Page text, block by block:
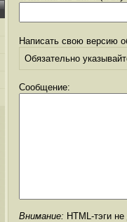
Написать свою версию
Обязательно
Сообщение:
Внимание: HTML-тэги